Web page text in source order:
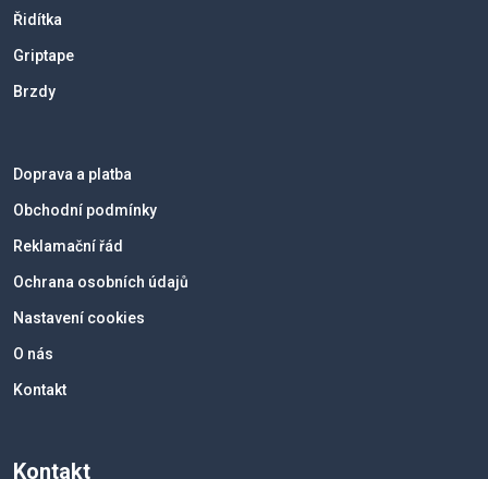
Řidítka
Griptape
Brzdy
Doprava a platba
Obchodní podmínky
Reklamační řád
Ochrana osobních údajů
Nastavení cookies
O nás
Kontakt
Kontakt